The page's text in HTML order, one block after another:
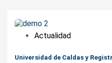
Actualidad
Universidad de Caldas y